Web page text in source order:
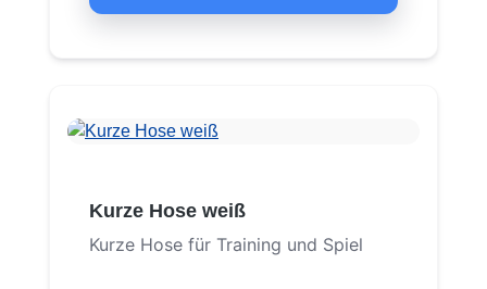
Kurze Hose weiß
Kurze Hose für Training und Spiel